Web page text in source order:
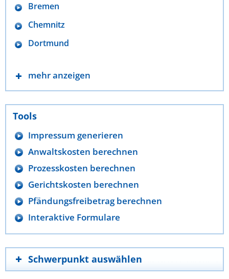
Bremen
Chemnitz
Dortmund
mehr anzeigen
Tools
Impressum generieren
Anwaltskosten berechnen
Prozesskosten berechnen
Gerichtskosten berechnen
Pfändungsfreibetrag berechnen
Interaktive Formulare
Schwerpunkt auswählen